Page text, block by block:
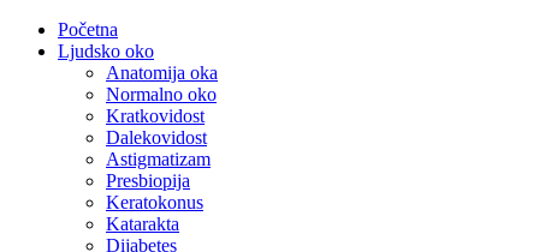
Početna
Ljudsko oko
Anatomija oka
Normalno oko
Kratkovidost
Dalekovidost
Astigmatizam
Presbiopija
Keratokonus
Katarakta
Dijabetes